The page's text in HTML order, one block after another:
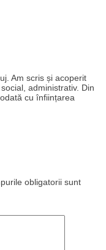
Am scris și acoperit
administrativ. Din
cu înființarea
obligatorii sunt